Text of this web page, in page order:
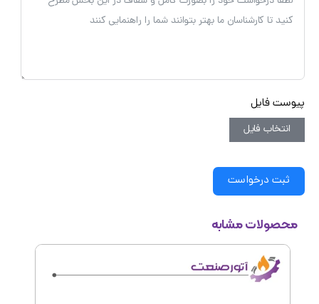
فایل
انتخاب فایل
ثبت درخواست
محصولات مشابه